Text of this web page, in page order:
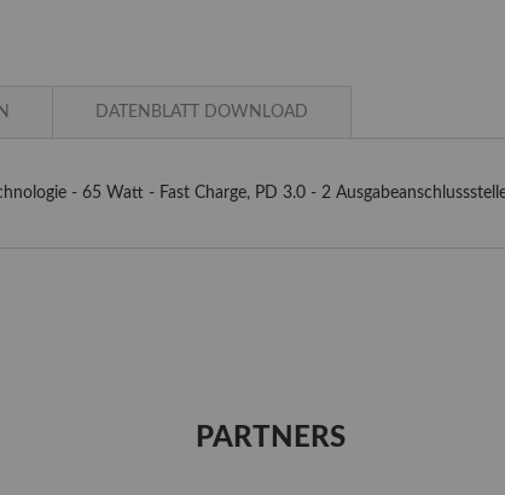
- 65 Watt - Fast Charge, PD 3.0 - 2
DATENBLATT DOWNLOAD
PARTNERS